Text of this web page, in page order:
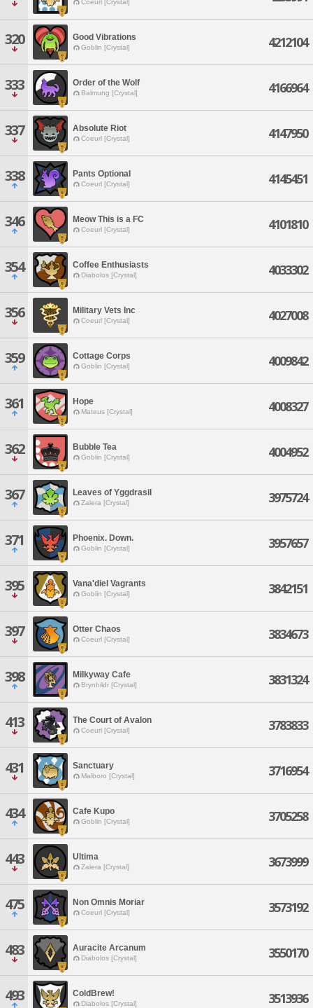
Coeurl [Crystal]
320 Good Vibrations
Goblin [Crystal] 4212104
333 Order of the Wolf
Balmung [Crystal] 4166964
337 Absolute Riot
Coeurl [Crystal] 4147950
338 Pants Optional
Coeurl [Crystal] 4145451
346 Meow This is a FC
Coeurl [Crystal] 4101810
354 Coffee Enthusiasts
Diabolos [Crystal] 4033302
356 Military Vets Inc
Coeurl [Crystal] 4027008
359 Cottage Corps
Goblin [Crystal] 4009842
361 Hope
Mateus [Crystal] 4008327
362 Bubble Tea
Goblin [Crystal] 4004952
367 Leaves of Yggdrasil
Zalera [Crystal] 3975724
371 Phoenix. Down.
Goblin [Crystal] 3957657
395 Vana'diel Vagrants
Goblin [Crystal] 3842151
397 Otter Chaos
Coeurl [Crystal] 3834673
398 Milkyway Cafe
Brynhildr [Crystal] 3831324
413 The Court of Avalon
Coeurl [Crystal] 3783833
431 Sanctuary
Malboro [Crystal] 3716954
434 Cafe Kupo
Goblin [Crystal] 3705258
443 Ultima
Zalera [Crystal] 3673999
475 Non Omnis Moriar
Coeurl [Crystal] 3573192
483 Auracite Arcanum
Diabolos [Crystal] 3550170
493 ColdBrew!
Diabolos [Crystal] 3513936